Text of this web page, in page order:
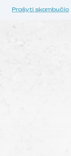
Prašyti skambučio